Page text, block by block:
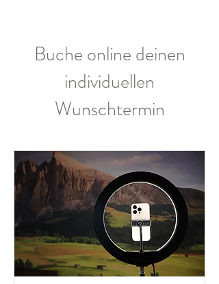
Buche online deinen
individuellen
Wunschtermin